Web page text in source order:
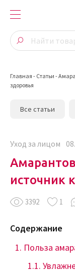
Главная - Статьи -
здоровья
Все статьи
Уход за лицом
3392 1
источник
Содержание
Польза